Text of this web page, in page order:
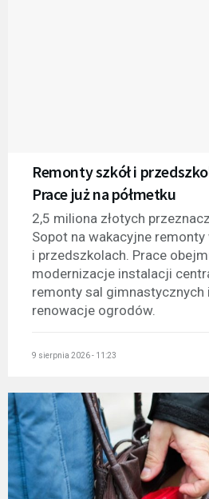
Remonty szkół i
Prace już na półmetku
2,5 miliona złotych
Sopot na wakacyjne remonty
i przedszkolach. Prace
modernizacje instalacji
remonty sal gimnastycznych
renowacje ogrodów.
9 sierpnia 2026 - 11:23